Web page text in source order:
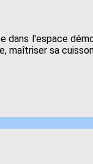
dans l'espace
maîtriser sa